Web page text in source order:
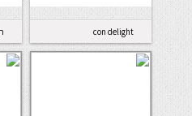
con delight